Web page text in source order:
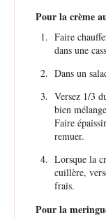
Pour la crème
Faire
dans une
Dans un
Versez 1/3
bien
Faire
remuer.
Lorsque la
cuillère,
frais.
Pour la